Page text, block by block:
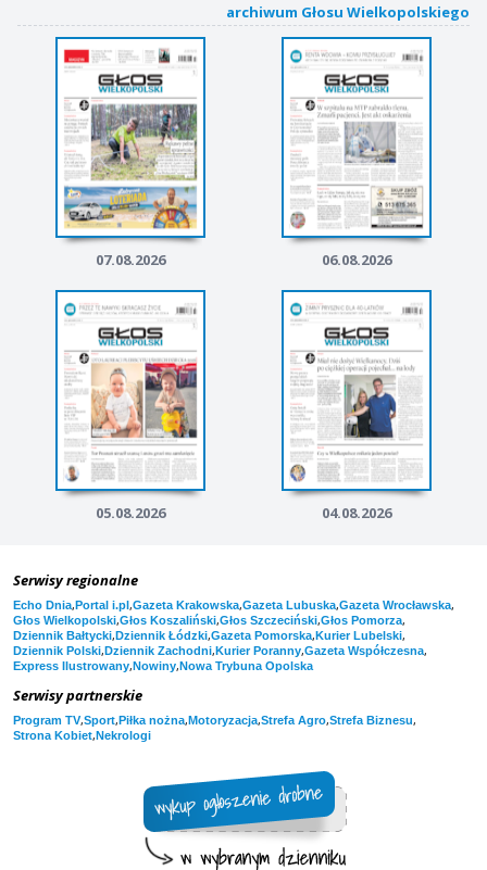
archiwum Głosu Wielkopolskiego
07.08.2026 06.08.2026
05.08.2026 04.08.2026
Serwisy regionalne
Echo Dnia,Portal i.pl,Gazeta Krakowska,Gazeta Lubuska,Gazeta Wrocławska,
Głos Wielkopolski,Głos Koszaliński,Głos Szczeciński,Głos Pomorza,
Dziennik Bałtycki,Dziennik Łódzki,Gazeta Pomorska,Kurier Lubelski,
Dziennik Polski,Dziennik Zachodni,Kurier Poranny,Gazeta Współczesna,
Express Ilustrowany,Nowiny,Nowa Trybuna Opolska
Serwisy partnerskie
Program TV,Sport,Piłka nożna,Motoryzacja,Strefa Agro,Strefa Biznesu,
Strona Kobiet,Nekrologi